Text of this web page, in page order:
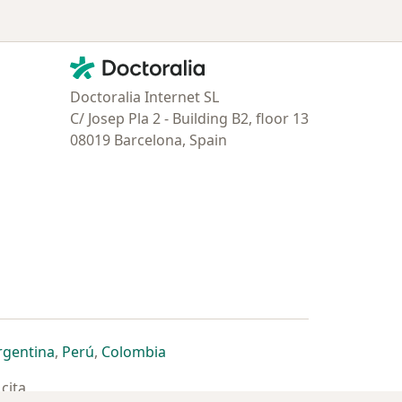
Contacto
Doctoralia - Página de inicio
Doctoralia Internet SL
C/ Josep Pla 2 - Building B2, floor 13
08019 Barcelona, Spain
pestaña
una nueva pestaña
en una nueva pestaña
se abre en una nueva pestaña
, Perúse abre en una nueva pestaña
, Colombiase abre en una nueva pestaña